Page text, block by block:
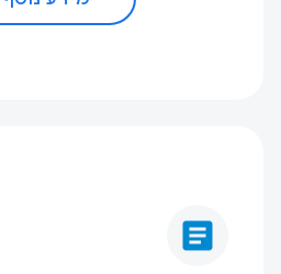
article